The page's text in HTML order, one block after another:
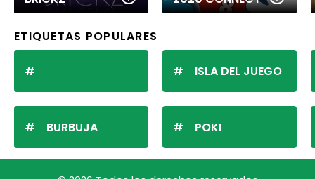
ETIQUETAS POPULARES
BURBUJA
ISLA DEL JUEGO
POKI